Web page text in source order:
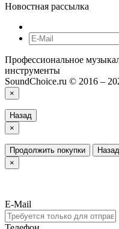
Новостная рассылка
Профессиональное
инструменты
SoundChoice.ru © 2016 –
×
Назад
×
Продолжить покупки
Назад
×
E-Mail